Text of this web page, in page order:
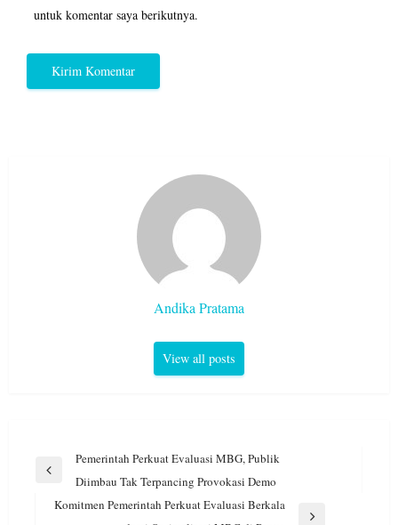
untuk komentar saya berikutnya.
Andika Pratama
View all posts
Navigasi
Previous
Post
Pemerintah Perkuat Evaluasi MBG, Publik
Diimbau Tak Terpancing Provokasi Demo
Komitmen Pemerintah Perkuat Evaluasi Berkala